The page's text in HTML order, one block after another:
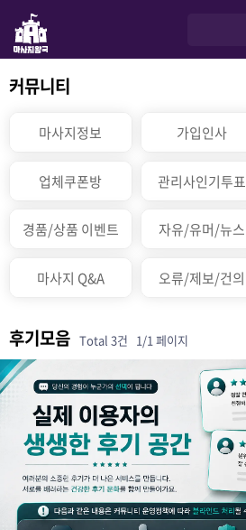
커뮤니티
마사지정보 가입인사
업체쿠폰방 관리사인기투표
경품/상품 이벤트 자유/유머/뉴스
마사지 Q&A 오류/제보/건의
후기모음 Total 3건 1/1 페이지